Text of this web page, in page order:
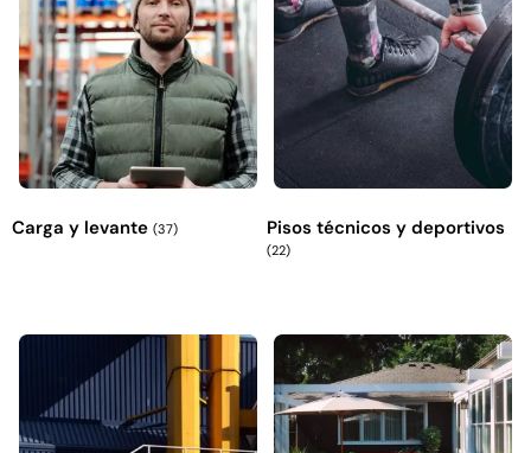
Carga y levante (37) Pisos técnicos y deportivos
(22)